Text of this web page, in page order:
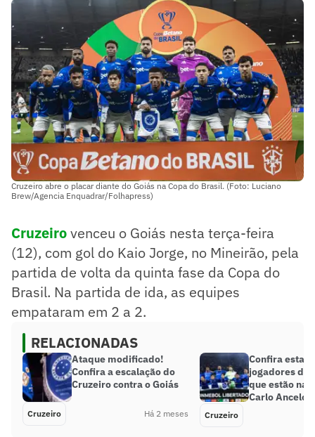
Cruzeiro abre o placar diante do Goiás na Copa do Brasil. (Foto: Luciano
Brew/Agencia Enquadrar/Folhapress)
Cruzeirovenceu o Goiás nesta terça-feira
(12), com gol do Kaio Jorge, no Mineirão, pela
partida de volta da quinta fase da Copa do
Brasil. Na partida de ida, as equipes
empataram em 2 a 2.
RELACIONADAS
Ataque modificado!
Confira a escalação do
Cruzeiro contra o Goiás
Cruzeiro Há 2 meses
Confira
jogadores do
que estão na
Carlo
Cruzeiro